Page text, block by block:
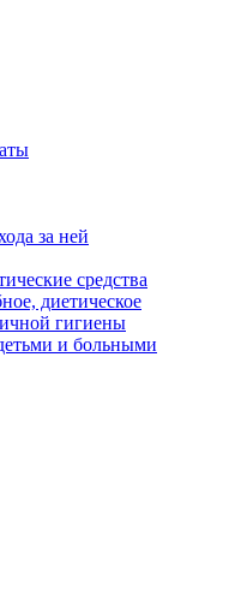
за ней
средства
диетическое
гигиены
и больными